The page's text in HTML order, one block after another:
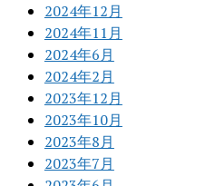
2024年12月
2024年11月
2024年6月
2024年2月
2023年12月
2023年10月
2023年8月
2023年7月